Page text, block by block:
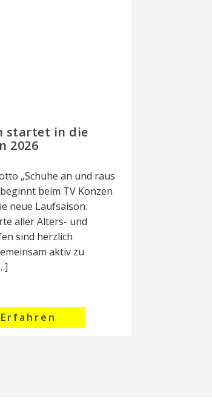
startet in die
2026
„Schuhe an und raus
beim TV Konzen
neue Laufsaison.
aller Alters- und
sind herzlich
aktiv zu